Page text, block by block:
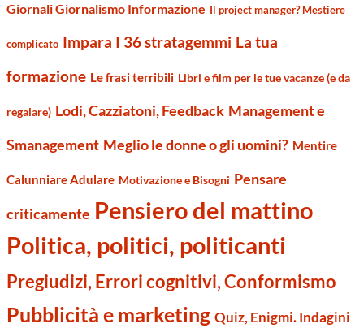
Giornali Giornalismo Informazione Il project manager? Mestiere
complicato Impara I 36 stratagemmi La tua
formazione Le frasi terribili Libri e film per le tue vacanze (e da
regalare) Lodi, Cazziatoni, Feedback Management e
Smanagement Meglio le donne o gli uomini? Mentire
Calunniare Adulare Motivazione e Bisogni Pensare
criticamente Pensiero del mattino
Politica, politici, politicanti
Pregiudizi, Errori cognitivi, Conformismo
Pubblicità e marketing Quiz, Enigmi. Indagini